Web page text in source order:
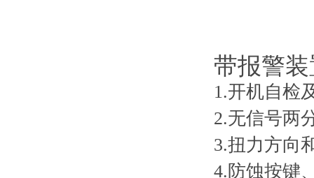
带报警
1.开机自检及
2.无信号两分
3.扭力方向和
4.防蚀按键